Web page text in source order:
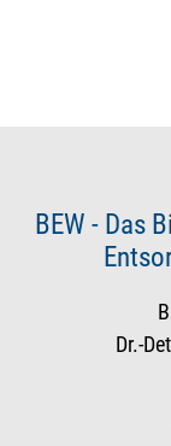
BEW - Das
Dr.-